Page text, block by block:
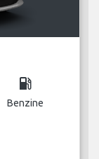
local_gas_station
Benzine